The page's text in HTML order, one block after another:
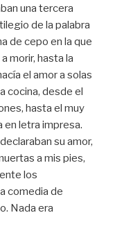
una tercera
de la palabra
de cepo en la que
morir, hasta la
el amor a solas
cocina, desde el
hasta el muy
letra impresa.
su amor,
a mis pies,
los
comedia de
Nada era